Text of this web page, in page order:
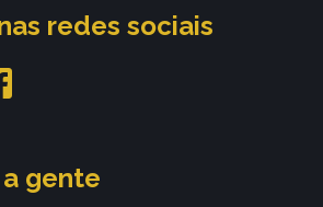
redes sociais
gente